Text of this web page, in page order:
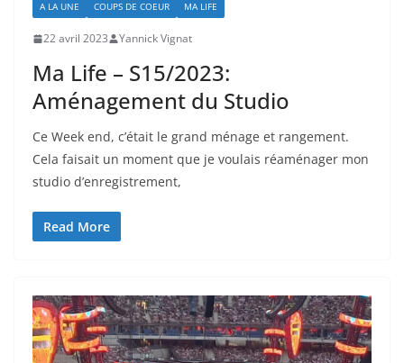
A LA UNE COUPS DE COEUR MA LIFE
22 avril 2023 Yannick Vignat
Ma Life – S15/2023:
Aménagement du Studio
Ce Week end, c’était le grand ménage et rangement.
Cela faisait un moment que je voulais réaménager mon
studio d’enregistrement,
Read More